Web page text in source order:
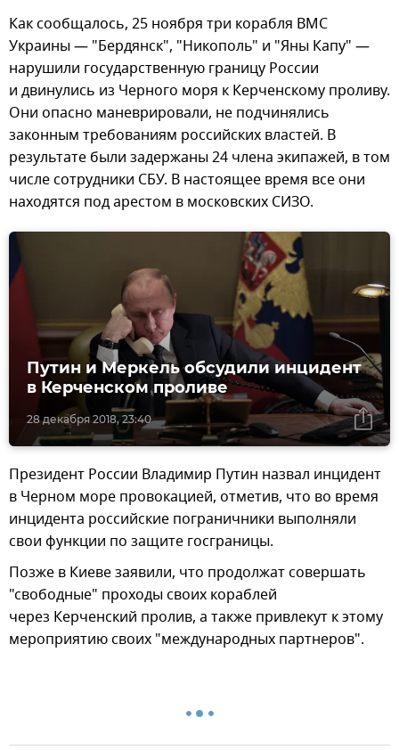
Как сообщалось, 25 ноября три корабля ВМС
Украины — "Бердянск", "Никополь" и "Яны Капу" —
нарушили государственную границу России
и двинулись из Черного моря к Керченскому проливу.
Они опасно маневрировали, не подчинялись
законным требованиям российских властей. В
результате были задержаны 24 члена экипажей, в том
числе сотрудники СБУ. В настоящее время все они
находятся под арестом в московских СИЗО.
28 декабря 2018, 23:40
Путин и Меркель обсудили инцидент
в Керченском проливе
Президент России Владимир Путин назвал инцидент
в Черном море провокацией, отметив, что во время
инцидента российские пограничники выполняли
свои функции по защите госграницы.
Позже в Киеве заявили, что продолжат совершать
"свободные" проходы своих кораблей
через Керченский пролив, а также привлекут к этому
мероприятию своих "международных партнеров".